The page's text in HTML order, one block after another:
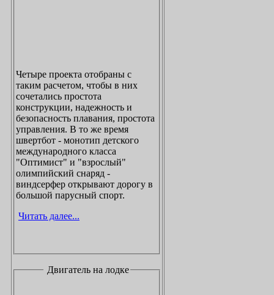
Четыре проекта отобраны с
таким расчетом, чтобы в них
сочетались простота
конструкции, надежность и
безопасность плавания, простота
управления. В то же время
швертбот - монотип детского
международного класса
"Оптимист" и "взрослый"
олимпийский снаряд -
виндсерфер открывают дорогу в
большой парусный спорт.
Читать далее...
Двигатель на лодке